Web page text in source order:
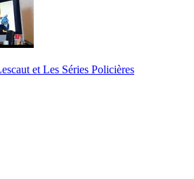
et Les Séries Policières